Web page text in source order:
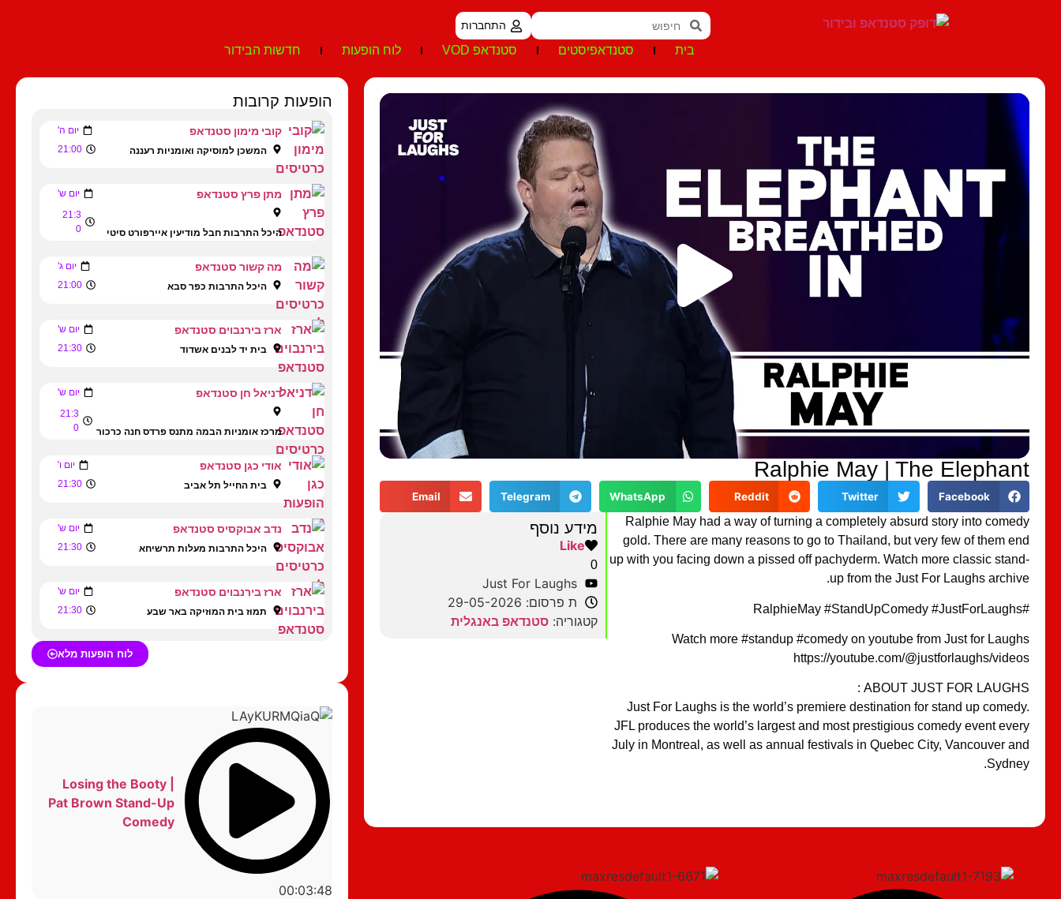
התחברות
בית סטנדאפיסטים סטנדאפ VOD לוח הופעות חדשות הבידור
Ralphie May | The Elephant
Facebook
Twitter
Reddit
WhatsApp
Telegram
Email
Ralphie May had a way of turning a completely absurd story into comedy
gold. There are many reasons to go to Thailand, but very few of them end
up with you facing down a pissed off pachyderm. Watch more classic stand-
up from the Just For Laughs archive.
#RalphieMay #StandUpComedy #JustForLaughs
Watch more #standup #comedy on youtube from Just for Laughs
https://youtube.com/@justforlaughs/videos
ABOUT JUST FOR LAUGHS :
Just For Laughs is the world’s premiere destination for stand up comedy.
JFL produces the world’s largest and most prestigious comedy event every
July in Montreal, as well as annual festivals in Quebec City, Vancouver and
Sydney.
מידע נוסף
Like
0
Just For Laughs
ת פרסום: 29-05-2026
קטגוריה: סטנדאפ באנגלית
הופעות קרובות
קובי מימון סטנדאפ יום ה'
המשכן למוסיקה ואומניות רעננה 21:00
מתן פרץ סטנדאפ יום ש'
היכל התרבות חבל מודיעין איירפורט סיטי
21:3
0
מה קשור סטנדאפ יום ג'
היכל התרבות כפר סבא 21:00
ארז בירנבוים סטנדאפ יום ש'
בית יד לבנים אשדוד 21:30
דניאל חן סטנדאפ יום ש'
מרכז אומניות הבמה מתנס פרדס חנה כרכור
21:3
0
אודי כגן סטנדאפ יום ו'
בית החייל תל אביב 21:30
נדב אבוקסיס סטנדאפ יום ש'
היכל התרבות מעלות תרשיחא 21:30
ארז בירנבוים סטנדאפ יום ש'
תמוז בית המוזיקה באר שבע 21:30
לוח הופעות מלא
00:03:48
Losing the Booty |
Pat Brown Stand-Up
Comedy